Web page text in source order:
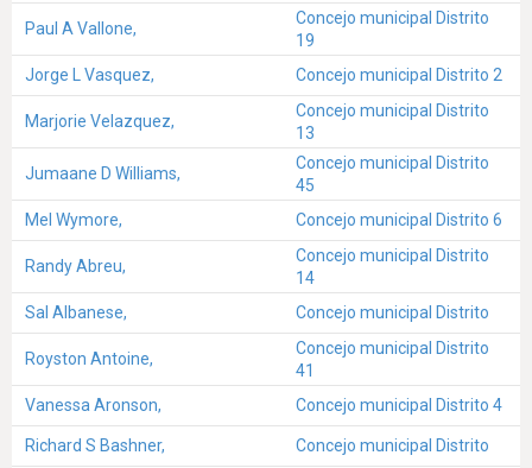
Paul A Vallone,
Concejo municipal Distrito
19
Jorge L Vasquez,
Concejo municipal Distrito 2
Marjorie Velazquez,
Concejo municipal Distrito
13
Jumaane D Williams,
Concejo municipal Distrito
45
Mel Wymore,
Concejo municipal Distrito 6
Randy Abreu,
Concejo municipal Distrito
14
Sal Albanese,
Concejo municipal Distrito
Royston Antoine,
Concejo municipal Distrito
41
Vanessa Aronson,
Concejo municipal Distrito 4
Richard S Bashner, Concejo municipal Distrito